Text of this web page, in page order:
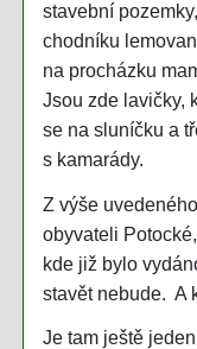
stavební
chodníku
na procházku
Jsou zde lavičky,
se na sluníčku a
s kamarády.
Z výše
obyvateli
kde již bylo
stavět nebude. A
Je tam ještě